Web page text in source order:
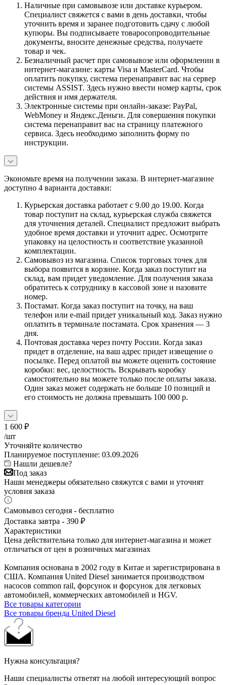
Наличные при самовывозе или доставке курьером.
Специалист свяжется с вами в день доставки, чтобы
уточнить время и заранее подготовить сдачу с любой
купюры. Вы подписываете товаросопроводительные
документы, вносите денежные средства, получаете
товар и чек.
Безналичный расчет при самовывозе или оформлении в
интернет-магазине: карты Visa и MasterCard. Чтобы
оплатить покупку, система перенаправит вас на сервер
системы ASSIST. Здесь нужно ввести номер карты, срок
действия и имя держателя.
Электронные системы при онлайн-заказе: PayPal,
WebMoney и Яндекс.Деньги. Для совершения покупки
система перенаправит вас на страницу платежного
сервиса. Здесь необходимо заполнить форму по
инструкции.
Экономьте время на получении заказа. В интернет-магазине
доступно 4 варианта доставки:
Курьерская доставка работает с 9.00 до 19.00. Когда
товар поступит на склад, курьерская служба свяжется
для уточнения деталей. Специалист предложит выбрать
удобное время доставки и уточнит адрес. Осмотрите
упаковку на целостность и соответствие указанной
комплектации.
Самовывоз из магазина. Список торговых точек для
выбора появится в корзине. Когда заказ поступит на
склад, вам придет уведомление. Для получения заказа
обратитесь к сотруднику в кассовой зоне и назовите
номер.
Постамат. Когда заказ поступит на точку, на ваш
телефон или e-mail придет уникальный код. Заказ нужно
оплатить в терминале постамата. Срок хранения — 3
дня.
Почтовая доставка через почту России. Когда заказ
придет в отделение, на ваш адрес придет извещение о
посылке. Перед оплатой вы можете оценить состояние
коробки: вес, целостность. Вскрывать коробку
самостоятельно вы можете только после оплаты заказа.
Один заказ может содержать не больше 10 позиций и
его стоимость не должна превышать 100 000 р.
1 600 ₽
/шт
Уточняйте количество
Планируемое поступление: 03.09.2026
Нашли дешевле?
Под заказ
Наши менеджеры обязательно свяжутся с вами и уточнят
условия заказа
Самовывоз сегодня - бесплатно
Доставка завтра - 390 ₽
Характеристики
Цена действительна только для интернет-магазина и может
отличаться от цен в розничных магазинах
Компания основана в 2002 году в Китае и зарегистрирована в
США. Компания United Diesel занимается производством
насосов common rail, форсунок и форсунок для легковых
автомобилей, коммерческих автомобилей и HGV.
Все товары категории
Все товары бренда United Diesel
Нужна консультация?
Наши специалисты ответят на любой интересующий вопрос